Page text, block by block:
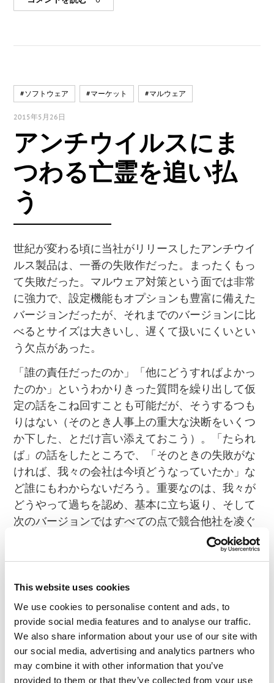
This website uses cookies
We use cookies to personalise content and ads, to
provide social media features and to analyse our traffic.
We also share information about your use of our site with
our social media, advertising and analytics partners who
may combine it with other information that you’ve
provided to them or that they’ve collected from your use
#ソフトウェア #マーケット #マルウェア
2015年5月26日
アンチウイルスにま
つわる亡霊を追い払
う
世紀が変わる頃に当社がリリースしたアンチウイ
ルス製品は、一番の失敗作だった。まったくもっ
て失敗だった。マルウェア対策という面では非常
に強力で、設定機能もオプションも豊富に備えた
バージョンだったが、それまでのバージョンに比
べるとサイズは大きいし、遅くて扱いにくいとい
う欠点があった。
「誰の責任だったのか」「他にどうすればよかっ
たのか」というわかりきった質問を繰り出して仮
定の話をこね回すことも可能だが、そうするつも
りはない（そのとき人事上の重大な決断をいくつ
か下した、とだけ言い添えておこう）。「たられ
ば」の話をしたところで、「そのときの失敗がな
ければ、我々の会社は今頃どうなっていたか」な
ど誰にもわからないだろう。重要なのは、我々が
どうやって過ちを認め、基本に立ち返り、そして
次のバージョンではすべての点で競合他社を凌ぐ
に至ったのかを明らかにすることだ。実際、その
エンジンがあってこそ、当社は世界全体でのアン
ができたのであり、その分野で当社のシェアは伸
び続けている。
当社の失敗後の製品は、パフォーマンス（効率性
ともいう。スキャン中にどれだけのシステムリソ
ースが使われるかということだ）を含めて多くの
点ですべての競合他社の製品を凌いでいた。これ